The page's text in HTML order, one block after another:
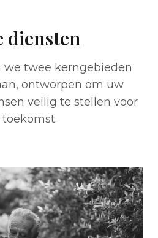
diensten
we twee kerngebieden
ontworpen om uw
veilig te stellen voor
toekomst.